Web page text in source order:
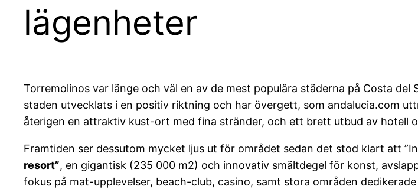
lägenheter
Torremolinos var länge och väl en av de mest populära städerna på Costa
staden utvecklats i en positiv riktning och har övergett, som andalucia.com
återigen en attraktiv kust-ort med fina stränder, och ett brett utbud av hotell
Framtiden ser dessutom mycket ljus ut för området sedan det stod klart att
resort”, en gigantisk (235 000 m2) och innovativ smältdegel för konst,
fokus på mat-upplevelser, beach-club, casino, samt stora områden